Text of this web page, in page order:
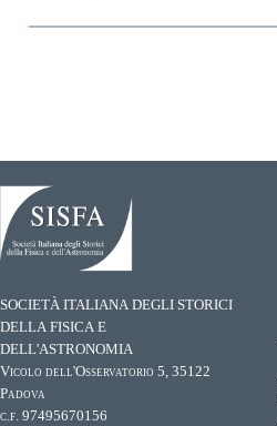
SOCIETÀ ITALIANA DEGLI STORICI
DELLA FISICA E
DELL'ASTRONOMIA
Vicolo dell'Osservatorio 5, 35122
Padova
c.f. 97495670156